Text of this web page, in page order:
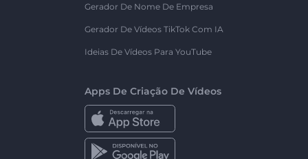
Gerador De Nome De Empresa
Gerador De Vídeos TikTok Com IA
Ideias De Vídeos Para YouTube
Apps De Criação De Vídeos